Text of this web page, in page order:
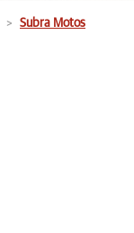
Subra Motos